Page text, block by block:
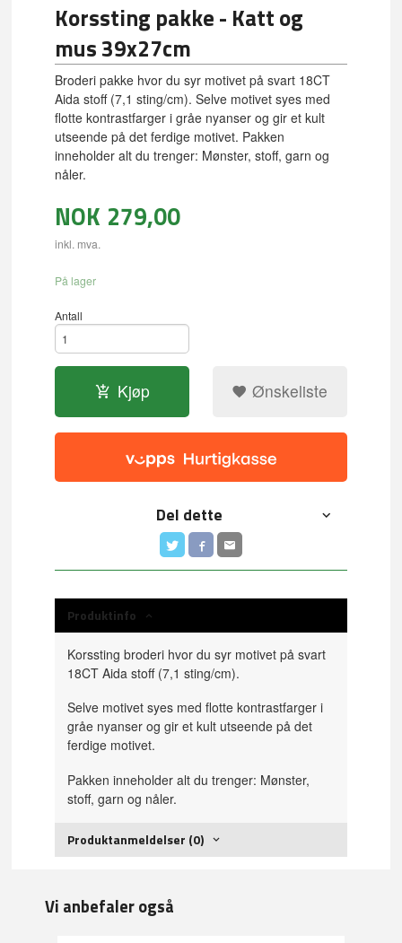
Korssting pakke - Katt og
mus 39x27cm
Broderi pakke hvor du syr motivet på svart 18CT
Aida stoff (7,1 sting/cm). Selve motivet syes med
flotte kontrastfarger i gråe nyanser og gir et kult
utseende på det ferdige motivet. Pakken
inneholder alt du trenger: Mønster, stoff, garn og
nåler.
NOK 279,00
inkl. mva.
På lager
Antall
Kjøp Ønskeliste
Del dette
Produktinfo
Korssting broderi hvor du syr motivet på svart
18CT Aida stoff (7,1 sting/cm).
Selve motivet syes med flotte kontrastfarger i
gråe nyanser og gir et kult utseende på det
ferdige motivet.
Pakken inneholder alt du trenger: Mønster,
stoff, garn og nåler.
Produktanmeldelser (0)
Vi anbefaler også